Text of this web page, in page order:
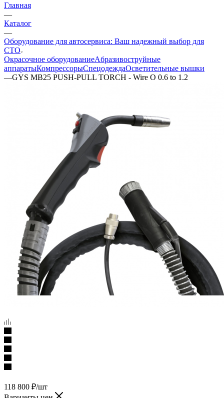
Главная
—
Каталог
—
Оборудование для автосервиса: Ваш надежный выбор для
СТО
Окрасочное оборудованиеAбразивоструйные
аппаратыКомпрессорыСпецодеждаОсветительные вышки
—GYS MB25 PUSH-PULL TORCH - Wire O 0.6 to 1.2
118 800 ₽/шт